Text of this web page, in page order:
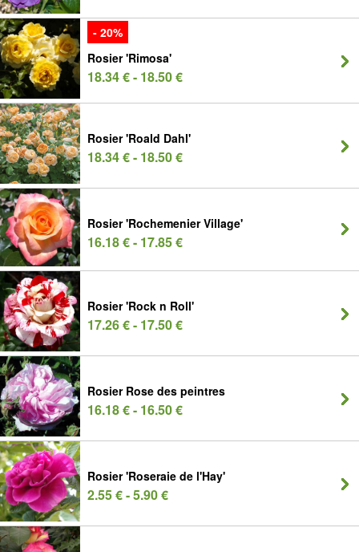
- 20%
Rosier 'Rimosa'
18.34 € - 18.50 €
Rosier 'Roald Dahl'
18.34 € - 18.50 €
Rosier 'Rochemenier Village'
16.18 € - 17.85 €
Rosier 'Rock n Roll'
17.26 € - 17.50 €
Rosier Rose des peintres
16.18 € - 16.50 €
Rosier 'Roseraie de l'Hay'
2.55 € - 5.90 €